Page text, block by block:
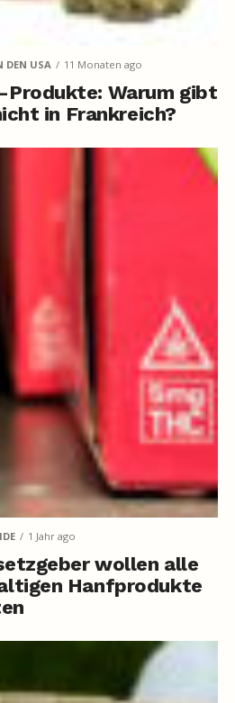
DEN USA 11 Monaten ago
Produkte: Warum gibt
in Frankreich?
1 Jahr ago
wollen alle
Hanfprodukte